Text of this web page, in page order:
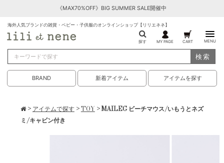
《MAX70%OFF》BIG SUMMER SALE開催中
海外人気ブランドの雑貨・ベビー・子供服のオンラインショップ【リリエネネ】
探す MY PAGE CART MENU
検索
BRAND 新着アイテム アイテムを探す
> アイテムで探す>TOY > MAILEG ビーチマウス/いもうとネズ
ミ/キャビン付き